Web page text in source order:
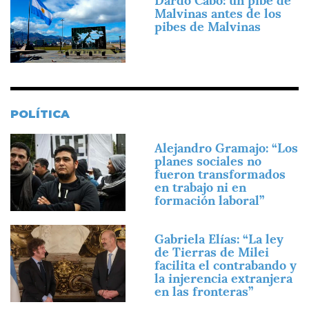
Malvinas antes de los
pibes de Malvinas
POLÍTICA
Imagen
Alejandro Gramajo: “Los
planes sociales no
fueron transformados
en trabajo ni en
formación laboral”
Imagen
Gabriela Elías: “La ley
de Tierras de Milei
facilita el contrabando y
la injerencia extranjera
en las fronteras”